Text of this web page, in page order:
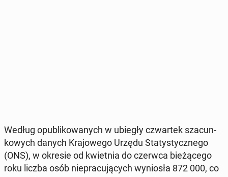
Według opu­bli­ko­wa­nych w ubiegły czwar­tek sza­cun­
ko­wych danych Kra­jo­we­go Urzędu Sta­ty­stycz­ne­go
(ONS), w okresie od kwiet­nia do czerwca bie­żą­ce­go
roku liczba osób nie­pra­cu­ją­cych wy­nio­sła 872 000, co